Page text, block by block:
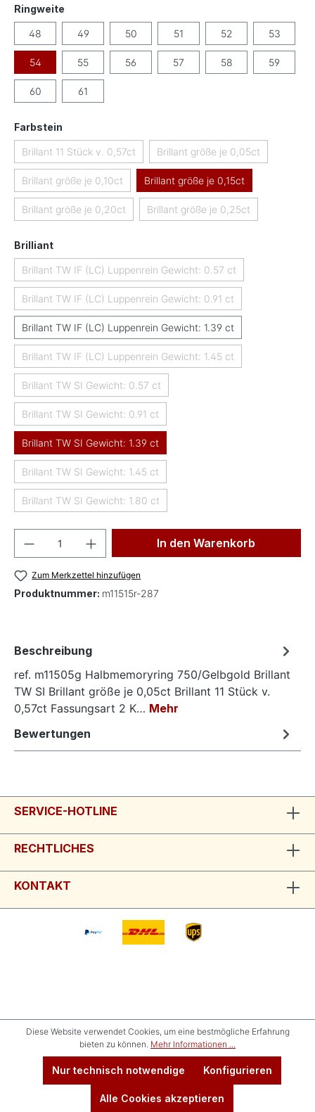
Ringweite
48 49 50 51 52 53
54 55 56 57 58 59
60 61
Farbstein
Brillant 11 Stück v. 0,57ct(Diese Option ist zurzeit nicht verfügbar.)
Brillant größe je 0,05ct
(Diese Option ist zurzeit
Brillant größe je 0,10ct(Diese Option ist zurzeit nicht verfügbar.)
Brillant größe je 0,15ct
Brillant größe je 0,20ct(Diese Option ist zurzeit nicht verfügbar.)
Brillant größe je 0,25ct
(Diese Option ist zurzeit
Brilliantauswählen
Brillant TW IF (LC) Luppenrein Gewicht: 0.57 ct
(Diese Option ist zurzeit nicht verfügbar.)
Brillant TW IF (LC) Luppenrein Gewicht: 0.91 ct
(Diese Option ist zurzeit nicht verfügbar.)
Brillant TW IF (LC) Luppenrein Gewicht: 1.39 ct
Brillant TW IF (LC) Luppenrein Gewicht: 1.45 ct
(Diese Option ist zurzeit nicht verfügbar.)
Brillant TW SI Gewicht: 0.57 ct(Diese Option ist zurzeit nicht verfügbar.)
Brillant TW SI Gewicht: 0.91 ct(Diese Option ist zurzeit nicht verfügbar.)
Brillant TW SI Gewicht: 1.39 ct
Brillant TW SI Gewicht: 1.45 ct(Diese Option ist zurzeit nicht verfügbar.)
Brillant TW SI Gewicht: 1.80 ct(Diese Option ist zurzeit nicht verfügbar.)
Produkt Anzahl: Gib den gewünschten
In den Warenkorb
Zum Merkzettel hinzufügen
Produktnummer: m11515r-287
Beschreibung
ref. m11505g Halbmemoryring 750/Gelbgold Brillant
TW SI Brillant größe je 0,05ct Brillant 11 Stück v.
0,57ct Fassungsart 2 K… Mehr
Bewertungen
SERVICE-HOTLINE
RECHTLICHES
KONTAKT
Diese Website verwendet Cookies, um eine bestmögliche Erfahrung
bieten zu können. Mehr Informationen ...
Nur technisch notwendige Konfigurieren
Alle Cookies akzeptieren